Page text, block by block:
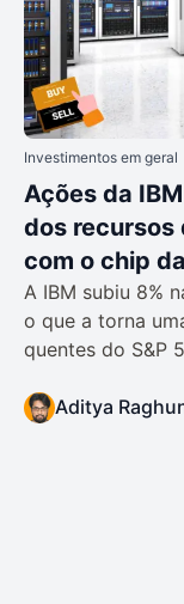
Investimentos em geral
Ações da
dos recursos
com o chip
A IBM subiu 8%
o que a torna
quentes do S&P
Aditya